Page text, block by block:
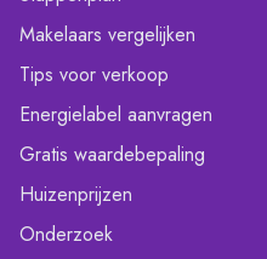
Makelaars vergelijken
Tips voor verkoop
Energielabel aanvragen
Gratis waardebepaling
Huizenprijzen
Onderzoek